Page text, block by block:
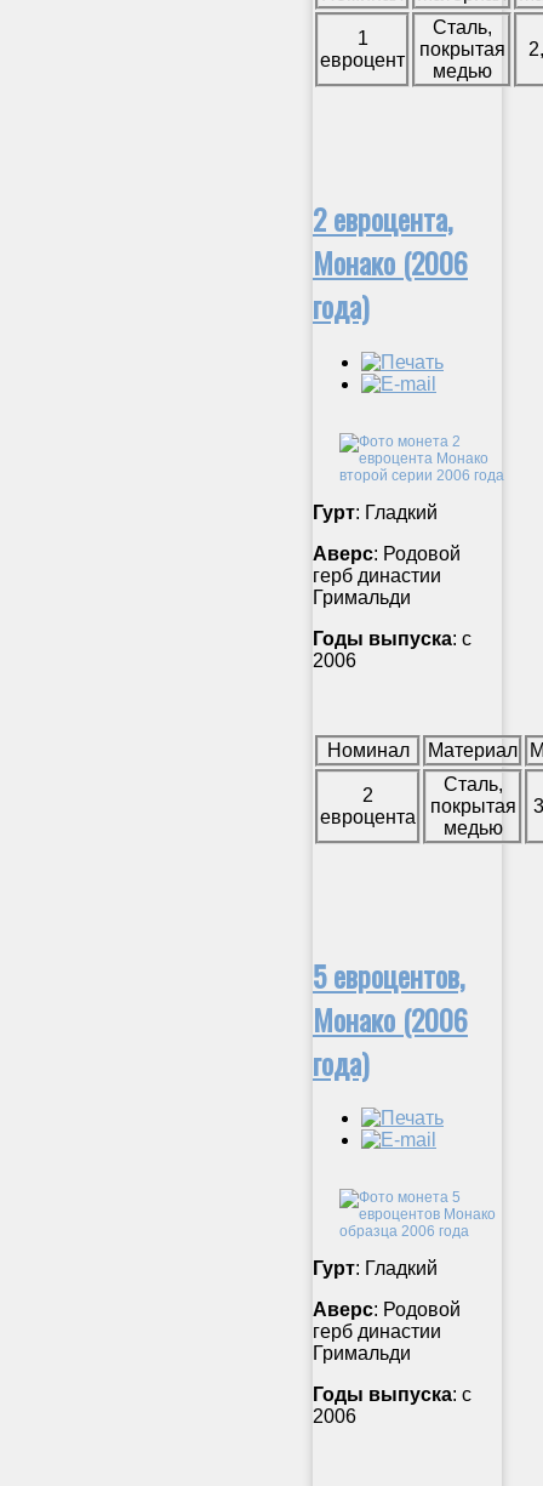
1
евроцент
Сталь,
покрытая
медью
2 евроцента,
Монако (2006
года)
Гурт: Гладкий
Аверс: Родовой
герб династии
Гримальди
Годы выпуска: с
2006
Номинал Материал
2
евроцента
Сталь,
покрытая
медью
5 евроцентов,
Монако (2006
года)
Гурт: Гладкий
Аверс: Родовой
герб династии
Гримальди
Годы выпуска: с
2006